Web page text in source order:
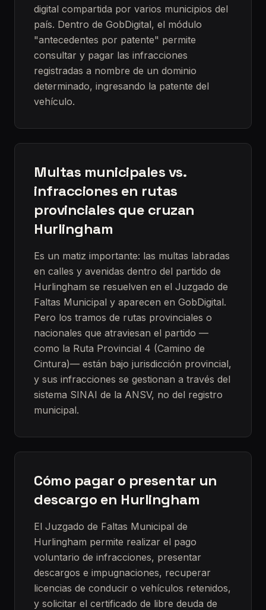
digital compartida por varios municipios del
país. Dentro de GobDigital, el módulo
"antecedentes por patente" permite
consultar y pagar las infracciones
registradas a nombre de un dominio
determinado, ingresando la patente del
vehículo.
Multas municipales vs.
infracciones en rutas
provinciales que cruzan
Hurlingham
Es un matiz importante: las multas labradas
en calles y avenidas dentro del partido de
Hurlingham se resuelven en el Juzgado de
Faltas Municipal y aparecen en GobDigital.
Pero los tramos de rutas provinciales o
nacionales que atraviesan el partido —
como la Ruta Provincial 4 (Camino de
Cintura)— están bajo jurisdicción provincial,
y sus infracciones se gestionan a través del
sistema SINAI de la ANSV, no del registro
municipal.
Cómo pagar o presentar un
descargo en Hurlingham
El Juzgado de Faltas Municipal de
Hurlingham permite realizar el pago
voluntario de infracciones, presentar
descargos e impugnaciones, recuperar
licencias de conducir o vehículos retenidos,
y solicitar el certificado de libre deuda de